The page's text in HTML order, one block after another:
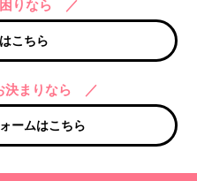
りなら ／
こちら
決まりなら ／
ームはこちら